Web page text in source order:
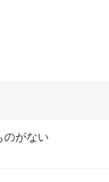
のがない